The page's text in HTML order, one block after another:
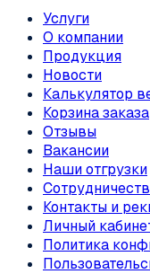
Услуги
О компании
Продукция
Новости
Калькулятор
Корзина заказа
Отзывы
Вакансии
Наши отгрузки
Контакты и
Личный
Политика